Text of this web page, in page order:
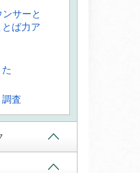
サーと
ば力ア
査